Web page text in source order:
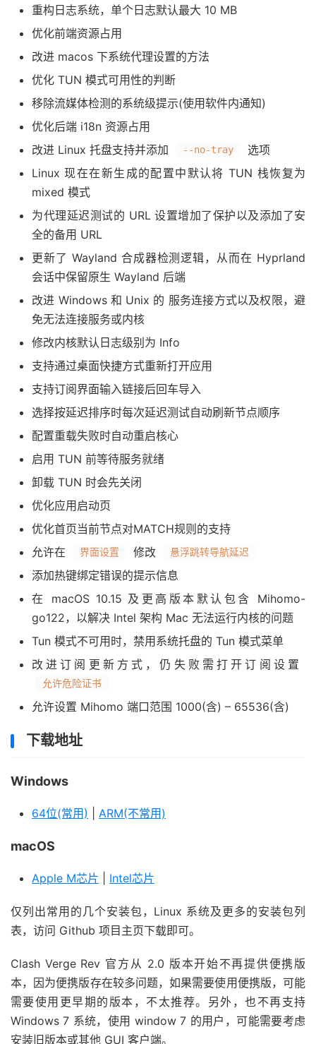
重构日志系统，单个日志默认最大 10 MB
优化前端资源占用
改进 macos 下系统代理设置的方法
优化 TUN 模式可用性的判断
移除流媒体检测的系统级提示(使用软件内通知)
优化后端 i18n 资源占用
改进 Linux 托盘支持并添加
--no-tray
选项
Linux 现在在新生成的配置中默认将 TUN 栈恢复为
mixed 模式
为代理延迟测试的 URL 设置增加了保护以及添加了安
全的备用 URL
更新了 Wayland 合成器检测逻辑，从而在 Hyprland
会话中保留原生 Wayland 后端
改进 Windows 和 Unix 的 服务连接方式以及权限，避
免无法连接服务或内核
修改内核默认日志级别为 Info
支持通过桌面快捷方式重新打开应用
支持订阅界面输入链接后回车导入
选择按延迟排序时每次延迟测试自动刷新节点顺序
配置重载失败时自动重启核心
启用 TUN 前等待服务就绪
卸载 TUN 时会先关闭
优化应用启动页
优化首页当前节点对MATCH规则的支持
允许在
界面设置 修改 悬浮跳转导航延迟
添加热键绑定错误的提示信息
在 macOS 10.15 及更高版本默认包含 Mihomo-
go122，以解决 Intel 架构 Mac 无法运行内核的问题
Tun 模式不可用时，禁用系统托盘的 Tun 模式菜单
改进订阅更新方式，仍失败需打开订阅设置
允许危险证书
允许设置 Mihomo 端口范围 1000(含) – 65536(含)
下载地址
Windows
64位(常用) ARM(不常用)
macOS
Apple M芯片 Intel芯片
仅列出常用的几个安装包，Linux 系统及更多的安装包列
表，访问 Github 项目主页下载即可。
Clash Verge Rev 官方从 2.0 版本开始不再提供便携版
本，因为便携版存在较多问题，如果需要使用便携版，可能
需要使用更早期的版本，不太推荐。另外，也不再支持
Windows 7 系统，使用 window 7 的用户，可能需要考虑
安装旧版本或其他 GUI 客户端。